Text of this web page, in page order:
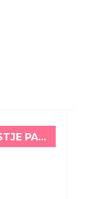
TOPMODEL BALPEN MET KWASTJE PAARS